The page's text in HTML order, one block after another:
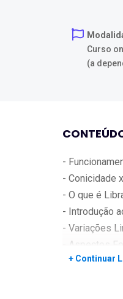
Curso
(a
-
- Conicidade
- O que é
- Introdução
- Variações
- Aspectos
- Alfabeto
+ Continuar